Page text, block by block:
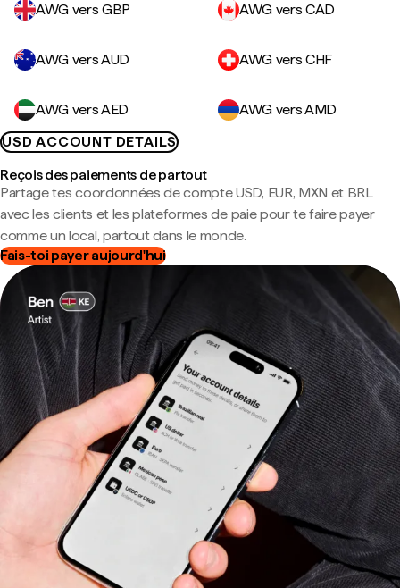
AWG vers GBP AWG vers CAD
AWG vers AUD AWG vers CHF
AWG vers AED
AWG vers AMD
USD ACCOUNT DETAILS
Reçois des paiements de partout
Partage tes coordonnées de compte USD, EUR, MXN et BRL
avec les clients et les plateformes de paie pour te faire payer
comme un local, partout dans le monde.
Fais-toi payer aujourd'hui